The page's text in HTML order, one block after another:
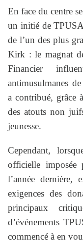
En face du centre
un initié de
de l’un des plus
Kirk : le magnat
Financier
antimusulmanes
a contribué, grâce
des atouts non
jeunesse.
Cependant,
officielle imposée
l’année dernière,
exigences des
principaux
d’événements
commencé à en